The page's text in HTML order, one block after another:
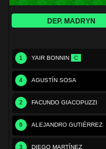
DEP. MADRYN
1 YAIR BONNIN C
4 AGUSTÍN SOSA
2 FACUNDO GIACOPUZZI
6 ALEJANDRO GUTIÉRREZ
3 DIEGO MARTÍNEZ